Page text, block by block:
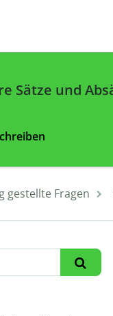
Sätze und
gestellte Fragen